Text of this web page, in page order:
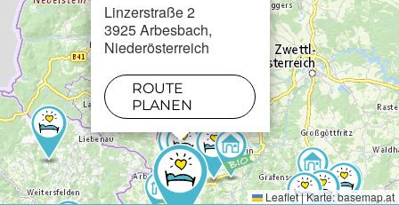
Linzerstraße 2
3925 Arbesbach,
Niederösterreich
ROUTE
PLANEN
Leaflet|Karte:basemap.at